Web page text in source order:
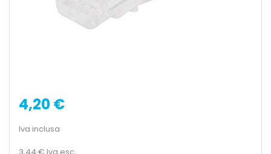
4,20 €
Iva inclusa